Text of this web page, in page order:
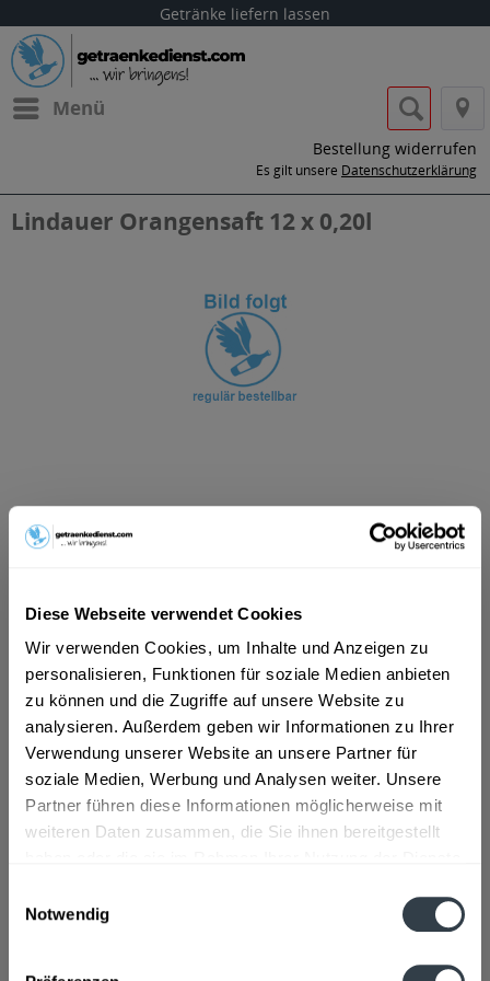
Diese Webseite verwendet Cookies
Wir verwenden Cookies, um Inhalte und Anzeigen zu
personalisieren, Funktionen für soziale Medien anbieten
zu können und die Zugriffe auf unsere Website zu
analysieren. Außerdem geben wir Informationen zu Ihrer
Verwendung unserer Website an unsere Partner für
soziale Medien, Werbung und Analysen weiter. Unsere
Partner führen diese Informationen möglicherweise mit
weiteren Daten zusammen, die Sie ihnen bereitgestellt
Notwendig
Getränke liefern lassen
Menü
Bestellung widerrufen
Es gilt unsere Datenschutzerklärung
Lindauer Orangensaft 12 x 0,20l
ab 8,39 € *
Vorrätig
MEHRWEG
+3,30 € Pfand
In den Warenkorb
Artikel-Nr.:
15014
Verfügbar in:
mehr